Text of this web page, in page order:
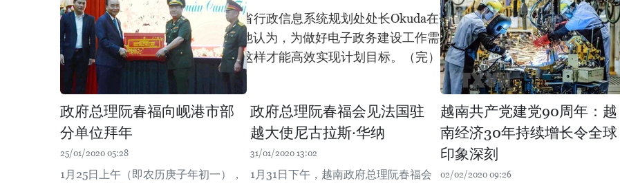
日本内务和通信省行政信息系统规划处处长Okuda在研讨会上分享了日本电子政
务建设的经验。他认为，为做好电子政务建设工作需要制定长期规划目标，规划
期至少为10年，这样才能高效实现计划目标。（完）
政府总理阮春福向岘港市部
分单位拜年
25/01/2020 05:28
1月25日上午（即农历庚子年初一），
政府总理阮春福会见法国驻
越大使尼古拉斯·华纳
31/01/2020 13:02
1月31日下午，越南政府总理阮春福会
越南共产党建党90周年：越
南经济30年持续增长令全球
印象深刻
02/02/2020 09:26